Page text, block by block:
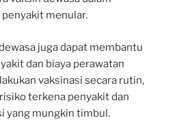
menular.
juga dapat membantu
dan biaya perawatan
vaksinasi secara rutin,
terkena penyakit dan
yang mungkin timbul.